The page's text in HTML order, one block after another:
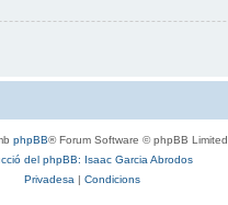
phpBB® Forum Software © phpBB Limited
del phpBB: Isaac Garcia Abrodos
Privadesa | Condicions